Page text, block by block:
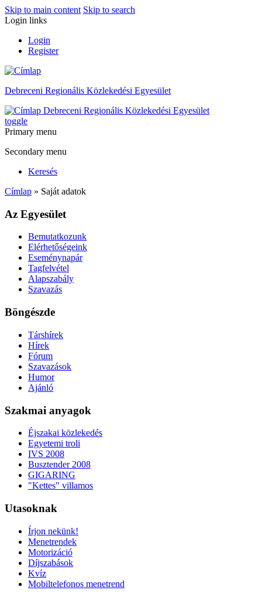
Skip to main content Skip to search
Login links
Login
Register
Debreceni Regionális Közlekedési Egyesület
Debreceni Regionális Közlekedési Egyesület
toggle
Primary menu
Secondary menu
Keresés
Címlap » Saját adatok
Az Egyesület
Bemutatkozunk
Elérhetőségeink
Eseménynapár
Tagfelvétel
Alapszabály
Szavazás
Böngészde
Társhírek
Hírek
Fórum
Szavazások
Humor
Ajánló
Szakmai anyagok
Éjszakai közlekedés
Egyetemi troli
IVS 2008
Busztender 2008
GIGARING
"Kettes" villamos
Utasoknak
Írjon nekünk!
Menetrendek
Motorizáció
Díjszabások
Kvíz
Mobiltelefonos menetrend